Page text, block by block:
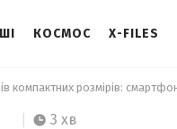
ШІ КОСМОС X-FILES
3 хв